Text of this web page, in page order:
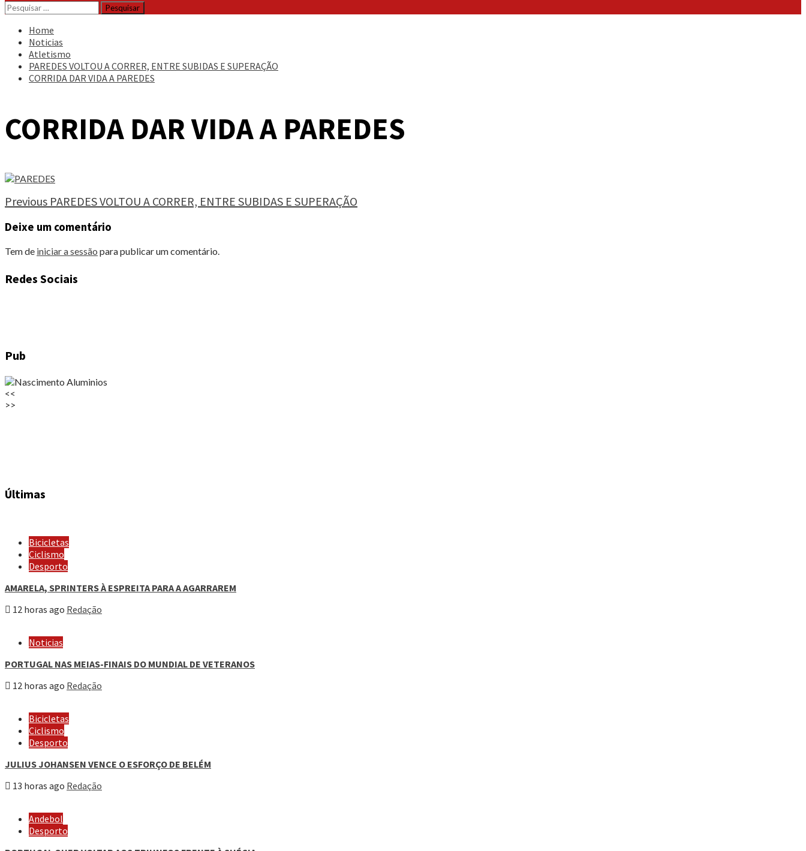
Pesquisar
por:
Home
Noticias
Atletismo
PAREDES VOLTOU A CORRER, ENTRE SUBIDAS E SUPERAÇÃO
CORRIDA DAR VIDA A PAREDES
CORRIDA DAR VIDA A PAREDES
Continue
Reading
Previous PAREDES VOLTOU A CORRER, ENTRE SUBIDAS E SUPERAÇÃO
Deixe um comentário
Tem de iniciar a sessão para publicar um comentário.
Redes Sociais
Pub
<<
>>
Últimas
Bicicletas
Ciclismo
Desporto
AMARELA, SPRINTERS À ESPREITA PARA A AGARRAREM
12 horas ago Redação
Noticias
PORTUGAL NAS MEIAS-FINAIS DO MUNDIAL DE VETERANOS
12 horas ago Redação
Bicicletas
Ciclismo
Desporto
JULIUS JOHANSEN VENCE O ESFORÇO DE BELÉM
13 horas ago Redação
Andebol
Desporto